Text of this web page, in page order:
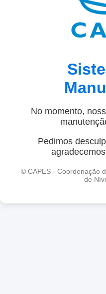
No momento,
Pedimos
© CAPES - Coordenação
de